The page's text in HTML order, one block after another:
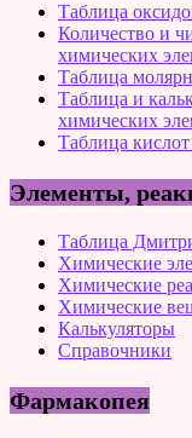
Таблица
Количество и
химических
Таблица
Таблица и
химических
Таблица
Элементы,
Таблица
Химические
Химические
Химические
Калькуляторы
Справочники
Фармакопея